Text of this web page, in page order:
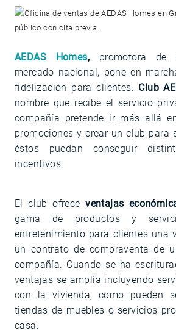
AEDAS Homes, promotora de
mercado nacional, pone en
fidelización para clientes. Club
nombre que recibe el servicio
compañía pretende ir más allá
promociones y crear un club para
éstos puedan conseguir
incentivos.
El club ofreceventajas
gama de productos y
entretenimiento para clientes una
un contrato de compraventa de
compañía. Cuando se ha
ventajas se amplía incluyendo
con la vivienda, como pueden
tiendas de muebles o servicios
casa.